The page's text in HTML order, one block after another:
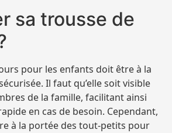
sa trousse de
pour les enfants doit être à la
Il faut qu’elle soit visible
de la famille, facilitant ainsi
en cas de besoin. Cependant,
à la portée des tout-petits pour